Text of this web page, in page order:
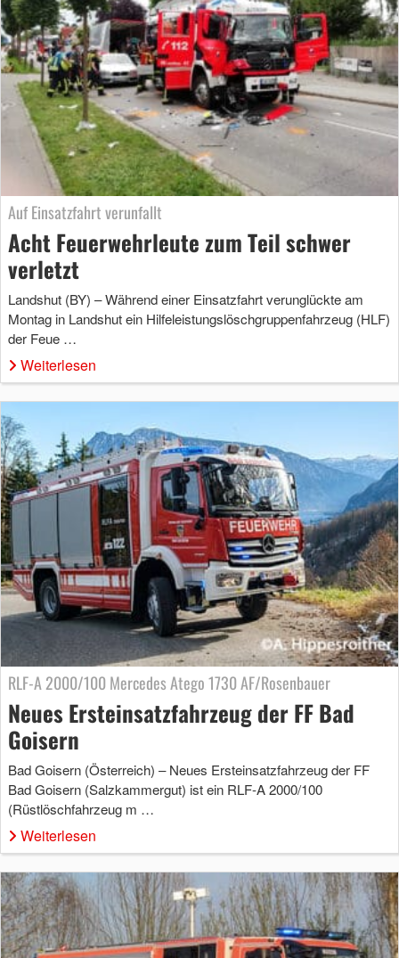
Auf Einsatzfahrt verunfallt
Acht Feuerwehrleute zum Teil schwer
verletzt
Landshut (BY) – Während einer Einsatzfahrt verunglückte am
Montag in Landshut ein Hilfeleistungslöschgruppenfahrzeug (HLF)
der Feue …
Weiterlesen
RLF-A 2000/100 Mercedes Atego 1730 AF/Rosenbauer
Neues Ersteinsatzfahrzeug der FF Bad
Goisern
Bad Goisern (Österreich) – Neues Ersteinsatzfahrzeug der FF
Bad Goisern (Salzkammergut) ist ein RLF-A 2000/100
(Rüstlöschfahrzeug m …
Weiterlesen